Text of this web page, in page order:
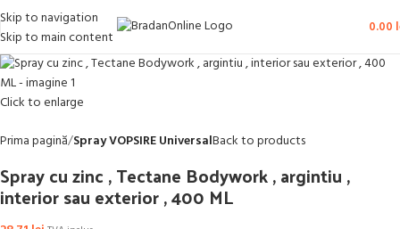
Skip to navigation
Skip to main content
0.00
Click to enlarge
Prima pagină Spray VOPSIRE UniversalBack to products
Spray cu zinc , Tectane Bodywork , argintiu ,
interior sau exterior , 400 ML